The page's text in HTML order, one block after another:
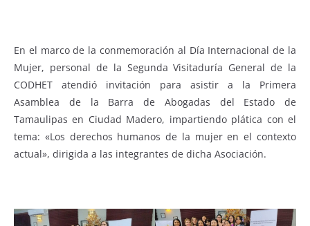
En el marco de la conmemoración al Día Internacional de la
Mujer, personal de la Segunda Visitaduría General de la
CODHET atendió invitación para asistir a la Primera
Asamblea de la Barra de Abogadas del Estado de
Tamaulipas en Ciudad Madero, impartiendo plática con el
tema: «Los derechos humanos de la mujer en el contexto
actual», dirigida a las integrantes de dicha Asociación.